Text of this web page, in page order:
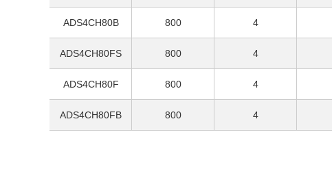
ADS4CH80B 800 4
ADS4CH80FS 800 4
ADS4CH80F 800 4
ADS4CH80FB 800 4